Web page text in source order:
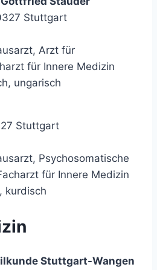
Stuttgart
Arzt für
für Innere Medizin
ungarisch
Stuttgart
Psychosomatische
für Innere Medizin
kurdisch
Stuttgart-Wangen